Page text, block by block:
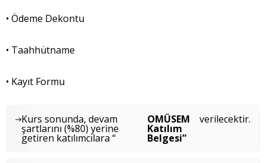
• Ödeme Dekontu
• Taahhütname
• Kayıt Formu
Kurs sonunda, devam
şartlarını (%80) yerine
getiren katılımcılara “
OMÜSEM
Katılım
Belgesi”
verilecektir.